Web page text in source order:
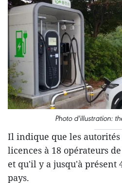
Photo d'illustration:
Il indique que les autorités
licences à 18 opérateurs
et qu'il y a jusqu'à présent
pays.